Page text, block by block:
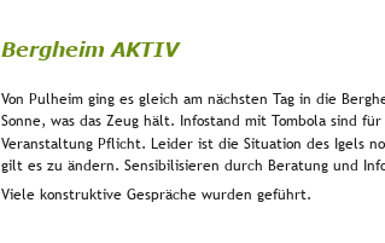
Bergheim AKTIV
Von Pulheim ging es gleich am nächsten Tag in die
Sonne, was das Zeug hält. Infostand mit Tombola sind
Veranstaltung Pflicht. Leider ist die Situation des Igels
gilt es zu ändern. Sensibilisieren durch Beratung und
Viele konstruktive Gespräche wurden geführt.